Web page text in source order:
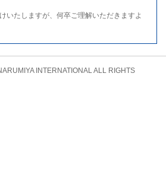
いたしますが、何卒ご理解いただきますよ